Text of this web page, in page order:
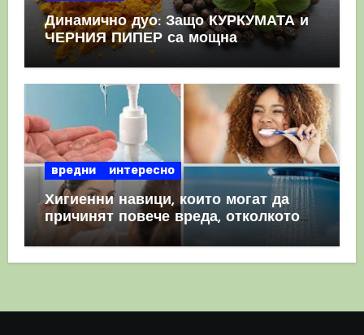
Динамично дуо: Защо КУРКУМАТА и
ЧЕРНИЯ ПИПЕР са мощна
комбинация
вредни интересно
Хигиенни навици, които могат да
причинят повече вреда, отколкото
полза